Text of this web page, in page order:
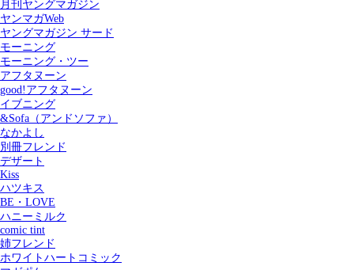
月刊ヤングマガジン
ヤンマガWeb
ヤングマガジン サード
モーニング
モーニング・ツー
アフタヌーン
good!アフタヌーン
イブニング
&Sofa（アンドソファ）
なかよし
別冊フレンド
デザート
Kiss
ハツキス
BE・LOVE
ハニーミルク
comic tint
姉フレンド
ホワイトハートコミック